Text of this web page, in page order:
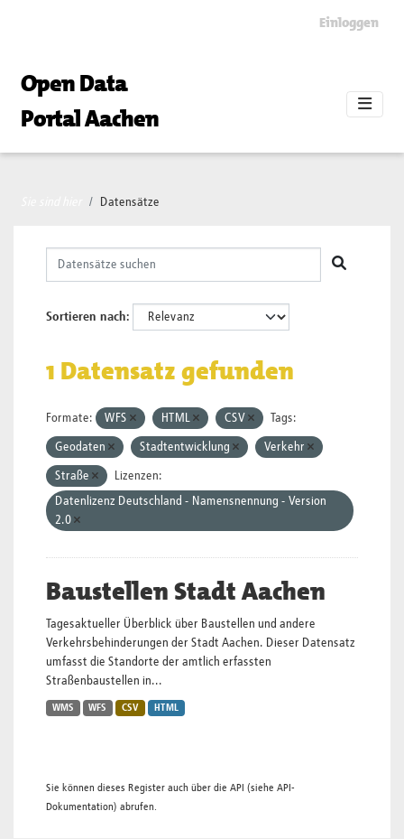
Einloggen
Open Data
Portal Aachen
Datensätze
Sortieren nach
1 Datensatz gefunden
Formate: WFS HTML CSV Tags:
Geodaten Stadtentwicklung Verkehr
Straße
Lizenzen:
Datenlizenz Deutschland - Namensnennung - Version
2.0
Baustellen Stadt Aachen
Tagesaktueller Überblick über Baustellen und andere
Verkehrsbehinderungen der Stadt Aachen. Dieser Datensatz
umfasst die Standorte der amtlich erfassten
Straßenbaustellen in...
WMS WFS CSV HTML
Sie können dieses Register auch über die API (siehe API-
Dokumentation) abrufen.